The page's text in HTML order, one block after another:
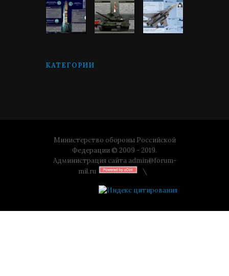
КАТЕГОРИИ
Министерство обороны Российской
Федерации © 2009 - 2019.
Администрация сайта admin@forum-
mil.ru